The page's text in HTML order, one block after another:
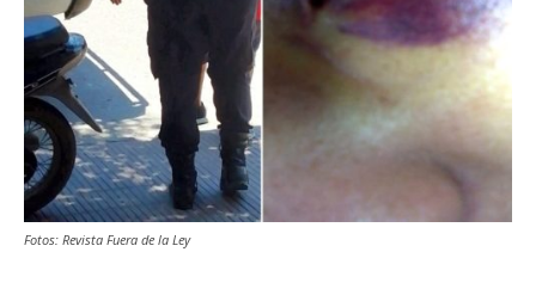
Fotos: Revista Fuera de la Ley